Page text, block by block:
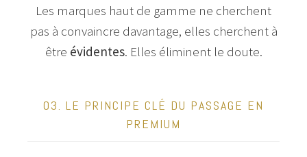
Les marques haut de gamme ne cherchent
pas à convaincre davantage, elles cherchent à
être évidentes. Elles éliminent le doute.
03. LE PRINCIPE CLÉ DU PASSAGE EN
PREMIUM
appel aux services